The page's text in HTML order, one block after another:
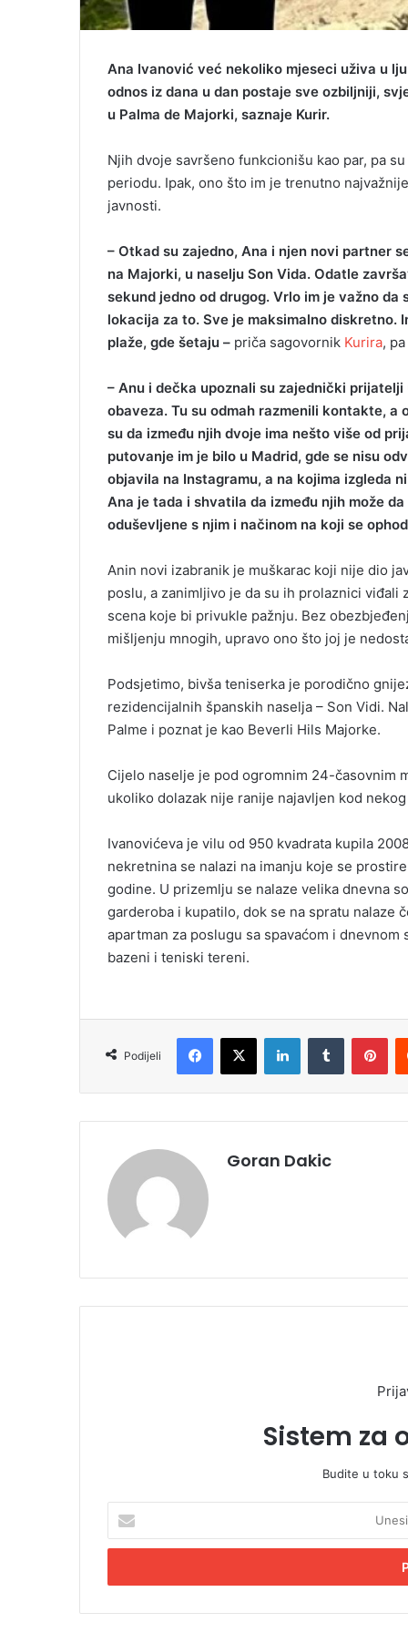
Ana Ivanović već nekoliko mjeseci uživa u
odnos iz dana u dan postaje sve ozbiljniji,
u Palma de Majorki, saznaje Kurir.
Njih dvoje savršeno funkcionišu kao par, pa
periodu. Ipak, ono što im je trenutno
javnosti.
– Otkad su zajedno, Ana i njen novi partner
na Majorki, u naselju Son Vida. Odatle
sekund jedno od drugog. Vrlo im je važno
lokacija za to. Sve je maksimalno diskretno.
plaže, gde šetaju – priča sagovornik Kurira,
– Anu i dečka upoznali su zajednički
obaveza. Tu su odmah razmenili kontakte,
su da između njih dvoje ima nešto više od
putovanje im je bilo u Madrid, gde se nisu
objavila na Instagramu, a na kojima izgleda
Ana je tada i shvatila da između njih može
oduševljene s njim i načinom na koji se
Anin novi izabranik je muškarac koji nije dio
poslu, a zanimljivo je da su ih prolaznici
scena koje bi privukle pažnju. Bez
mišljenju mnogih, upravo ono što joj je
Podsjetimo, bivša teniserka je porodično
rezidencijalnih španskih naselja – Son Vidi.
Palme i poznat je kao Beverli Hils Majorke.
Cijelo naselje je pod ogromnim 24-časovnim
ukoliko dolazak nije ranije najavljen kod
Ivanovićeva je vilu od 950 kvadrata kupila
nekretnina se nalazi na imanju koje se
godine. U prizemlju se nalaze velika dnevna
garderoba i kupatilo, dok se na spratu nalaze
apartman za poslugu sa spavaćom i
bazeni i teniski tereni.
Podijeli
Goran Dakic
Sistem za
Budite u toku
e
i